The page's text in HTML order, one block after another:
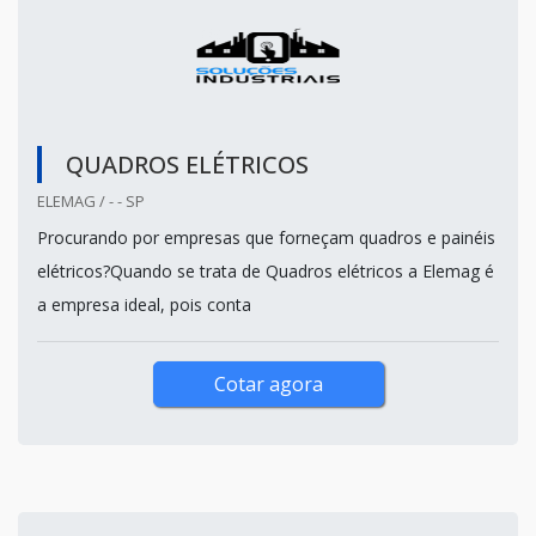
QUADROS ELÉTRICOS
ELEMAG / - - SP
Procurando por empresas que forneçam quadros e painéis
elétricos?Quando se trata de Quadros elétricos a Elemag é
a empresa ideal, pois conta
Cotar agora